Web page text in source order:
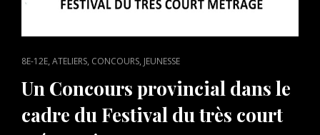
CAT
8E-12E,ATELIERS, CONCOURS, JEUNESSE
Un Concours provincial dans le
cadre du Festival du très court